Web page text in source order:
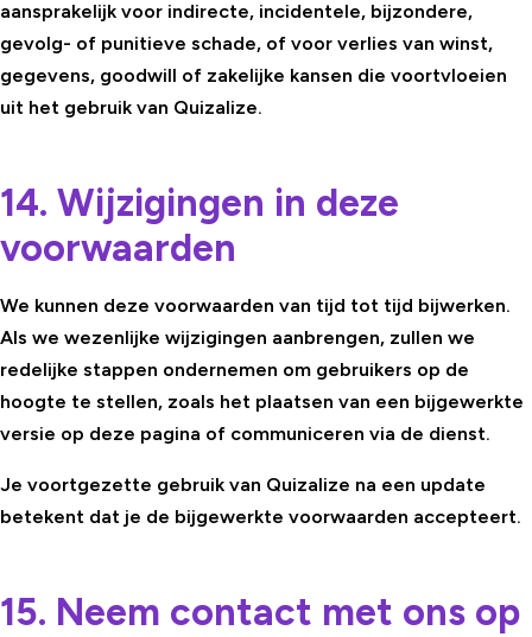
aansprakelijk voor indirecte, incidentele, bijzondere,
gevolg- of punitieve schade, of voor verlies van winst,
gegevens, goodwill of zakelijke kansen die voortvloeien
uit het gebruik van Quizalize.
14. Wijzigingen in deze
voorwaarden
We kunnen deze voorwaarden van tijd tot tijd bijwerken.
Als we wezenlijke wijzigingen aanbrengen, zullen we
redelijke stappen ondernemen om gebruikers op de
hoogte te stellen, zoals het plaatsen van een bijgewerkte
versie op deze pagina of communiceren via de dienst.
Je voortgezette gebruik van Quizalize na een update
betekent dat je de bijgewerkte voorwaarden accepteert.
15. Neem contact met ons op